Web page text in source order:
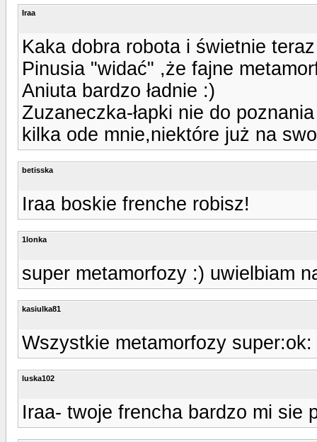
Iraa
Kaka dobra robota i świetnie
Pinusia "widać" ,że fajne
Aniuta bardzo ładnie :)
Zuzaneczka-łapki nie do
kilka ode mnie,niektóre już na
betisska
Iraa boskie frenche robisz!
1lonka
super metamorfozy :) uwielbiam
kasiulka81
Wszystkie metamorfozy super:ok:
luska102
Iraa- twoje frencha bardzo mi sie